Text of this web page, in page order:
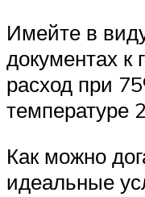
Имейте в
документах к
расход при
температуре
Как можно
идеальные